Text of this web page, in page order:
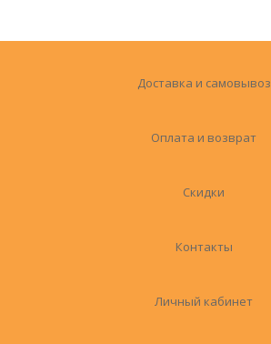
Доставка и самовывоз
Оплата и возврат
Скидки
Контакты
Личный кабинет